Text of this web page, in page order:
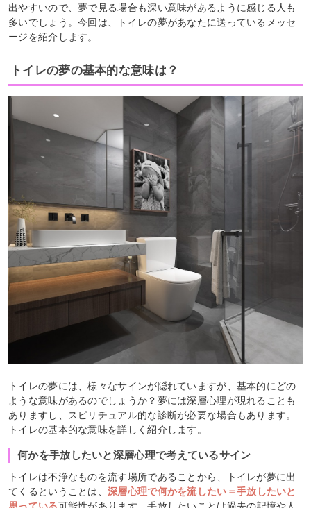
出やすいので、夢で見る場合も深い意味があるように感じる人も
多いでしょう。今回は、トイレの夢があなたに送っているメッセ
ージを紹介します。
トイレの夢の基本的な意味は？
トイレの夢には、様々なサインが隠れていますが、基本的にどの
ような意味があるのでしょうか？夢には深層心理が現れることも
ありますし、スピリチュアル的な診断が必要な場合もあります。
トイレの基本的な意味を詳しく紹介します。
何かを手放したいと深層心理で考えているサイン
トイレは不浄なものを流す場所であることから、トイレが夢に出
てくるということは、 深層心理で何かを流したい＝手放したいと